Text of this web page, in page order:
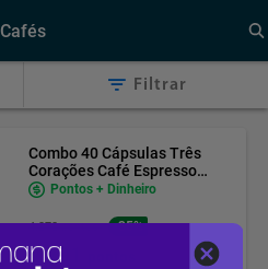
Cafés
Filtrar
Combo 40 Cápsulas Três
Corações Café Espresso
DecafPontos + Dinheiro
4.272 pontos -35%
2.791